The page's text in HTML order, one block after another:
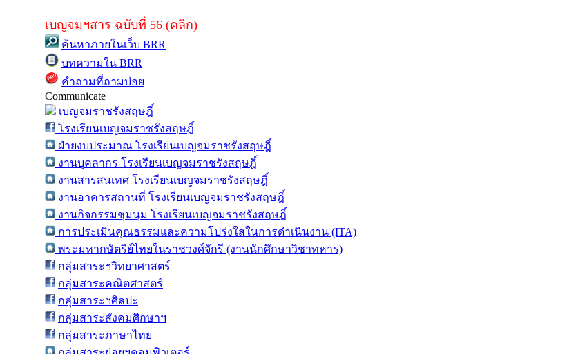
เบญจมฯสาร ฉบับที่ 56 (คลิก)
ค้นหาภายในเว็บ BRR
บทความใน BRR
คำถามที่ถามบ่อย
Communicate
เบญจมราชรังสฤษฎิ์
โรงเรียนเบญจมราชรังสฤษฎิ์
ฝ่ายงบประมาณ โรงเรียนเบญจมราชรังสฤษฎิ์
งานบุคลากร โรงเรียนเบญจมราชรังสฤษฎิ์
งานสารสนเทศ โรงเรียนเบญจมราชรังสฤษฎิ์
งานอาคารสถานที่ โรงเรียนเบญจมราชรังสฤษฎิ์
งานกิจกรรมชุมนุม โรงเรียนเบญจมราชรังสฤษฎิ์
การประเมินคุณธรรมและความโปร่งใสในการดำเนินงาน (ITA)
พระมหากษัตริย์ไทยในราชวงศ์จักรี (งานนักศึกษาวิชาทหาร)
กลุ่มสาระฯวิทยาศาสตร์
กลุ่มสาระคณิตศาสตร์
กลุ่มสาระฯศิลปะ
กลุ่มสาระสังคมศึกษาฯ
กลุ่มสาระภาษาไทย